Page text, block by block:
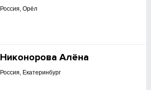
Россия, Орёл
Никонорова Алёна
Россия, Екатеринбург